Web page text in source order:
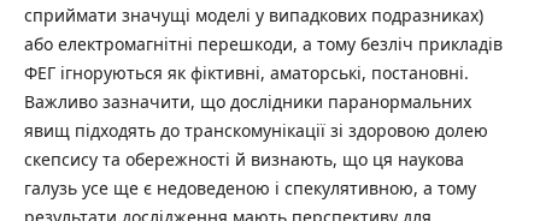
сприймати значущі моделі у випадкових подразниках)
або електромагнітні перешкоди, а тому безліч прикладів
ФЕГ ігноруються як фіктивні, аматорські, постановні.
Важливо зазначити, що дослідники паранормальних
явищ підходять до транскомунікації зі здоровою долею
скепсису та обережності й визнають, що ця наукова
галузь усе ще є недоведеною і спекулятивною, а тому